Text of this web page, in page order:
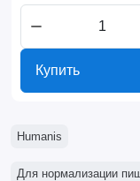
Купить
Humanis
Для нормализации